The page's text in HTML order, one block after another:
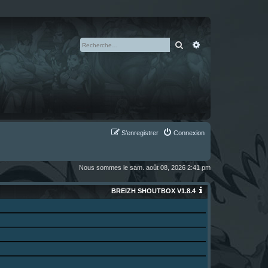
Rechercher
Connexion
S’enregistrer
Nous sommes le sam. août 08, 2026 2:41 pm
BREIZH SHOUTBOX V1.8.4